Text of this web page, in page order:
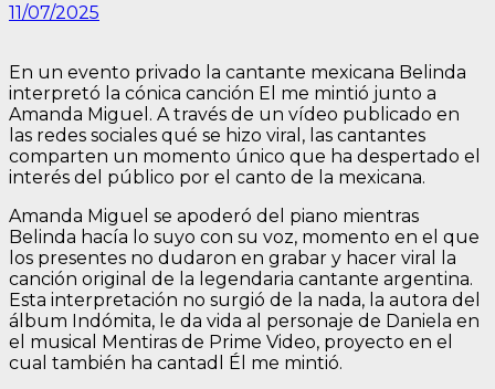
11/07/2025
En un evento privado la cantante mexicana Belinda
interpretó la cónica canción El me mintió junto a
Amanda Miguel. A través de un vídeo publicado en
las redes sociales qué se hizo viral, las cantantes
comparten un momento único que ha despertado el
interés del público por el canto de la mexicana.
Amanda Miguel se apoderó del piano mientras
Belinda hacía lo suyo con su voz, momento en el que
los presentes no dudaron en grabar y hacer viral la
canción original de la legendaria cantante argentina.
Esta interpretación no surgió de la nada, la autora del
álbum Indómita, le da vida al personaje de Daniela en
el musical Mentiras de Prime Video, proyecto en el
cual también ha cantadl Él me mintió.